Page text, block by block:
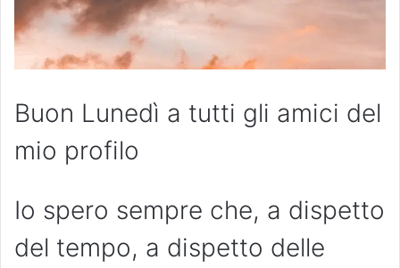
Buon Lunedì a tutti gli amici del
mio profilo
Io spero sempre che, a dispetto
del tempo, a dispetto delle